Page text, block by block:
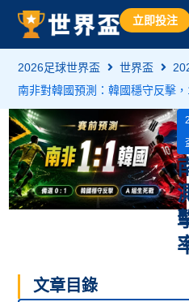
立即投注
2026足球世界盃 世界盃
南非對韓國預測：韓國穩守反擊
文章目錄